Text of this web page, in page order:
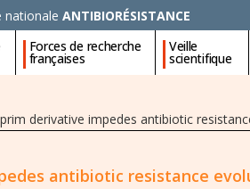
nationale ANTIBIORÉSISTANCE
Forces de recherche
françaises
Veille
scientifique
derivative impedes antibiotic
antibiotic resistance